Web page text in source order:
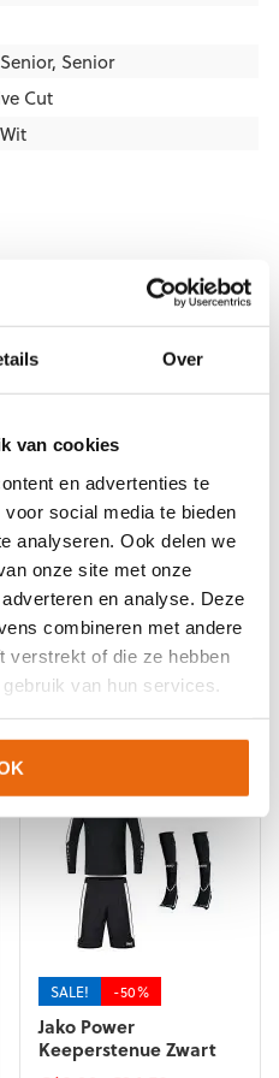
Over
van cookies
en advertenties te
social media te bieden
analyseren. Ook delen we
onze site met onze
en analyse. Deze
combineren met andere
verstrekt of die ze hebben
van hun services.
werkdagen extra levertijd
helaas niet terugnemen.
7,Keepershandschoenen
SALE,Negatief Naad,
, Techniek,Witte
, Senior
Cut
Wit
SALE! -50%
Jako Power
Keeperstenue Zwart